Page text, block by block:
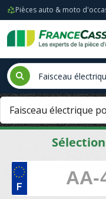
Pièces auto & moto